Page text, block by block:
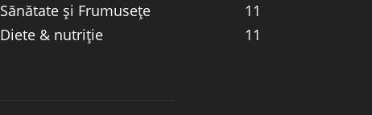
Sănătate și Frumusețe
11
Diete & nutriție
11